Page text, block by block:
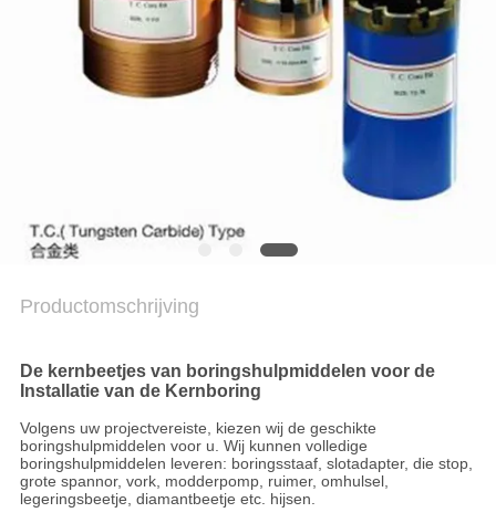
PRIVACYBELEID
Productomschrijving
De kernbeetjes van boringshulpmiddelen voor de
Installatie van de Kernboring
Volgens uw projectvereiste, kiezen wij de geschikte
boringshulpmiddelen voor u. Wij kunnen volledige
boringshulpmiddelen leveren: boringsstaaf, slotadapter, die stop,
grote spannor, vork, modderpomp, ruimer, omhulsel,
legeringsbeetje, diamantbeetje etc. hijsen.